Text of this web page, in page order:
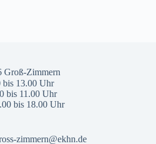
Groß-Zimmern
bis 13.00 Uhr
bis 11.00 Uhr
bis 18.00 Uhr
zimmern@ekhn.de